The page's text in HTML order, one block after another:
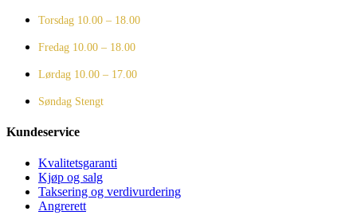
Torsdag 10.00 – 18.00
Fredag 10.00 – 18.00
Lørdag 10.00 – 17.00
Søndag Stengt
Kundeservice
Kvalitetsgaranti
Kjøp og salg
Taksering og verdivurdering
Angrerett